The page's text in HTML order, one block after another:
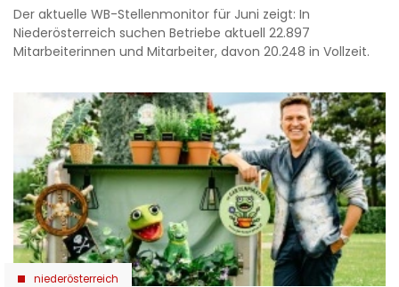
Der aktuelle WB-Stellenmonitor für Juni zeigt: In
Niederösterreich suchen Betriebe aktuell 22.897
Mitarbeiterinnen und Mitarbeiter, davon 20.248 in Vollzeit.
niederösterreich